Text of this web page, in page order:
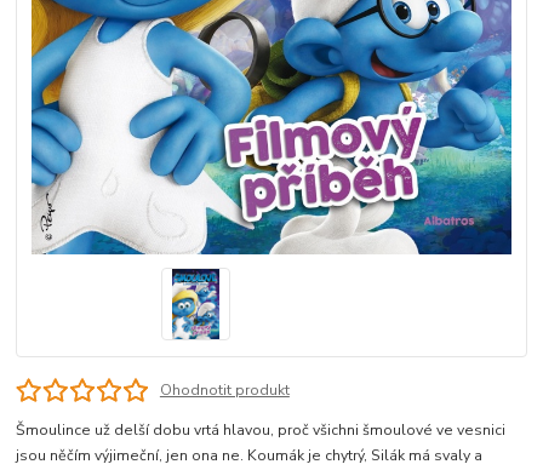
Ohodnotit produkt
Šmoulince už delší dobu vrtá hlavou, proč všichni šmoulové ve vesnici
jsou něčím výjimeční, jen ona ne. Koumák je chytrý, Silák má svaly a